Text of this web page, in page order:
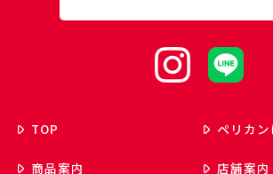
TOP ペリカ
商品案内 店舗案内